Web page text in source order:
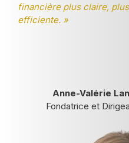
financière plus claire,
efficiente. »
Anne-Valérie
Fondatrice et